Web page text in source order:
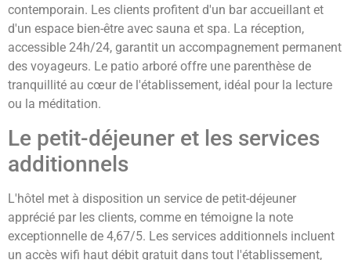
contemporain. Les clients profitent d'un bar accueillant et
d'un espace bien-être avec sauna et spa. La réception,
accessible 24h/24, garantit un accompagnement permanent
des voyageurs. Le patio arboré offre une parenthèse de
tranquillité au cœur de l'établissement, idéal pour la lecture
ou la méditation.
Le petit-déjeuner et les services
additionnels
L'hôtel met à disposition un service de petit-déjeuner
apprécié par les clients, comme en témoigne la note
exceptionnelle de 4,67/5. Les services additionnels incluent
un accès wifi haut débit gratuit dans tout l'établissement,